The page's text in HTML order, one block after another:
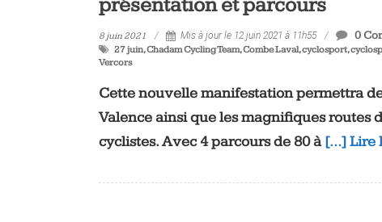
présentation et parcours
8 juin 2021 Mis à jour le 12 juin 2021 à 11h55 0
27 juin,Chadam Cycling Team,Combe Laval,cyclosport,
Vercors
Cette nouvelle manifestation permettra
Valence ainsi que les magnifiques routes
cyclistes. Avec 4 parcours de 80 à[…] Lire